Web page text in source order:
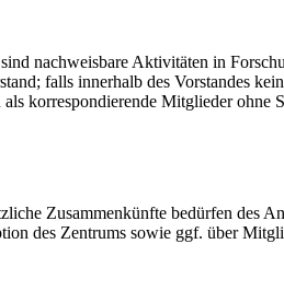
nachweisbare Aktivitäten in
falls innerhalb des Vorstandes
korrespondierende Mitglieder ohne
Zusammenkünfte bedürfen des
des Zentrums sowie ggf. über